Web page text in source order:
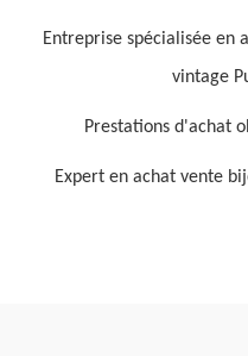
Entreprise spécialisée
vintage
Prestations d'achat
Expert en achat vente